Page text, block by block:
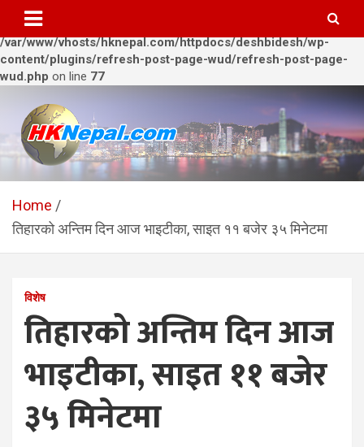
Warning
: Trying to access array offset on value of type bool in
/var/www/vhosts/hknepal.com/httpdocs/deshbidesh/wp-
content/plugins/refresh-post-page-wud/refresh-post-page-
wud.php on line 77
content
HKNepal.com – हङकङबाट
सञ्चालित पहिलो नेपाली अनलाईन
पत्रिका
hknepal, hknepal.com, hk nepal, hk nepal com
Home
तिहारको अन्तिम दिन आज भाइटीका, साइत ११ बजेर ३५ मिनेटमा
विशेष
तिहारको अन्तिम दिन आज
भाइटीका, साइत ११ बजेर
३५ मिनेटमा